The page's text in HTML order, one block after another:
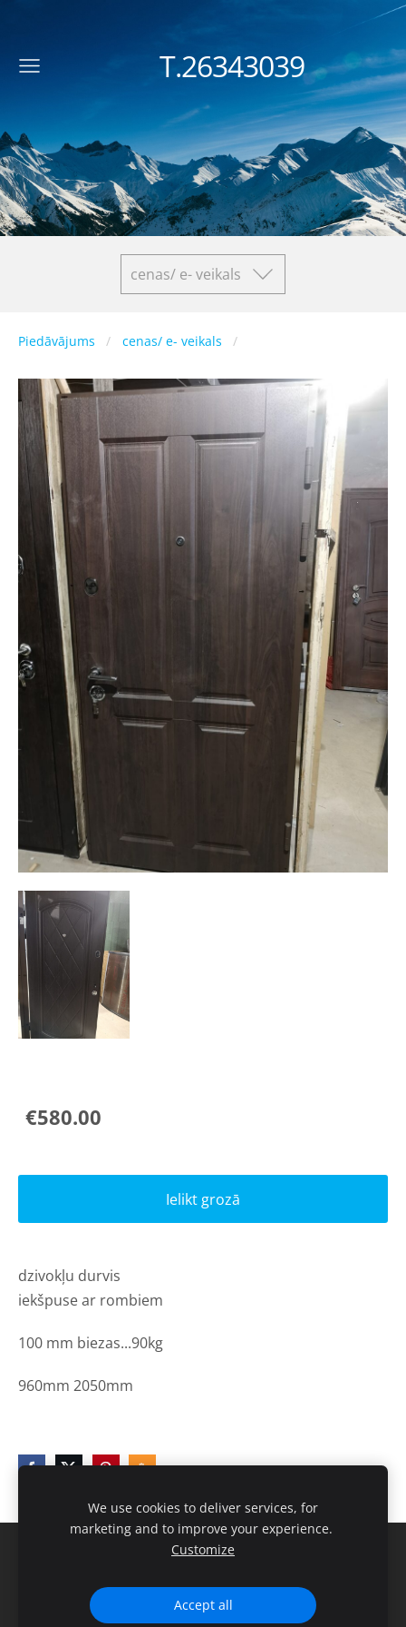
T.26343039
cenas/ e- veikals
Piedāvājums cenas/ e- veikals
€580.00
Ielikt grozā
dzivokļu durvis
iekšpuse ar rombiem
100 mm biezas...90kg
960mm 2050mm
Sīkdatnes
Veidots ar - labo mājas lapu ģeneratoru.
We use cookies to deliver services, for
marketing and to improve your experience.
Customize
Accept all